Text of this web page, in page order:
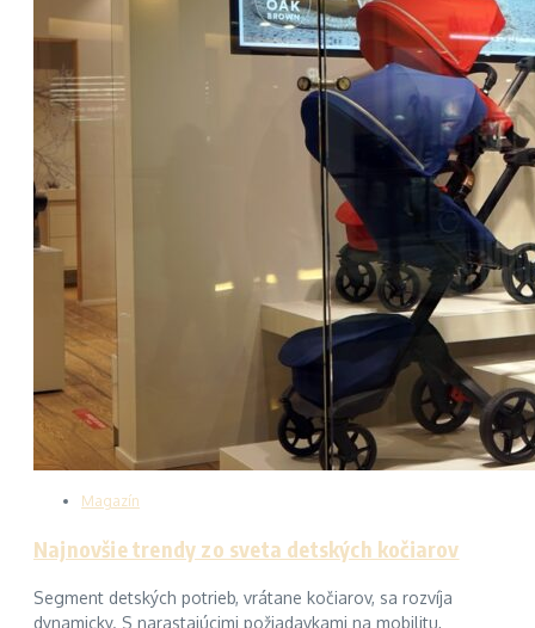
Magazín
Najnovšie trendy zo sveta detských kočiarov
Segment detských potrieb, vrátane kočiarov, sa rozvíja
dynamicky. S narastajúcimi požiadavkami na mobilitu,